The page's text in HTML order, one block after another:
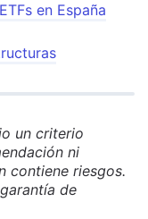
en España
un criterio
ni
contiene riesgos.
de